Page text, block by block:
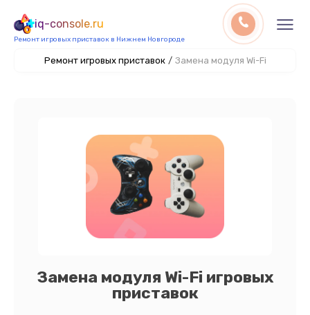
iq-console.ru
Ремонт игровых приставок в Нижнем Новгороде
Ремонт игровых приставок / Замена модуля Wi-Fi
Замена модуля Wi-Fi игровых
приставок